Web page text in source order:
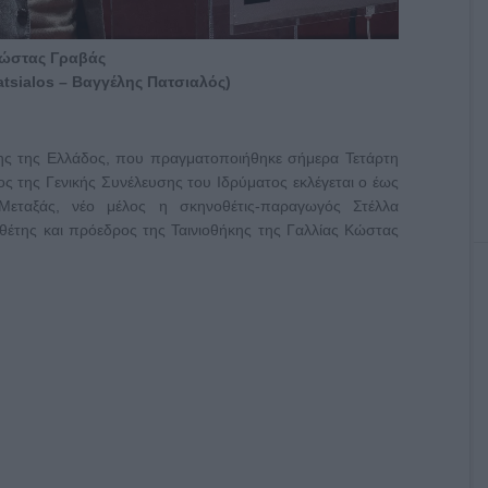
Γραβάς
– Βαγγέλης Πατσιαλός)
της Ελλάδος, που πραγματοποιήθηκε σήμερα Τετάρτη
Γενικής Συνέλευσης του Ιδρύματος εκλέγεται ο έως
νέο μέλος η σκηνοθέτις-παραγωγός Στέλλα
και πρόεδρος της Ταινιοθήκης της Γαλλίας Κώστας